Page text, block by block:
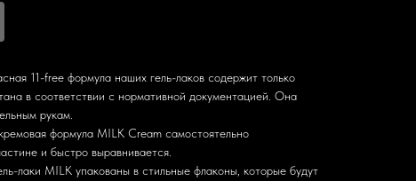
11-free формула наших гель-лаков содержит только
в соответствии с нормативной документацией. Она
рукам.
формула MILK Cream самостоятельно
и быстро выравнивается.
лаки MILK упакованы в стильные флаконы, которые будут